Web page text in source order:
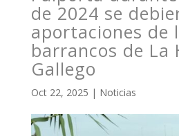
de 2024 se
aportaciones de
barrancos de La
Gallego
Oct 22, 2025 | Noticias